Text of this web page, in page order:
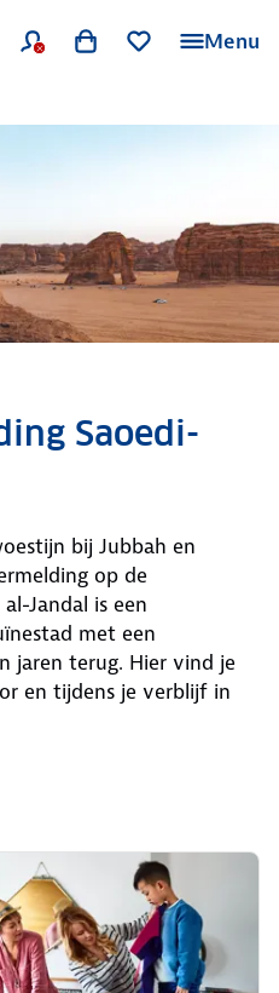
Menu
Saoedi-
bij Jubbah en
op de
Jandal is een
met een
jaren terug. Hier vind je
en tijdens je verblijf in